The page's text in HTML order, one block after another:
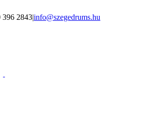
396 2843|info@szegedrums.hu